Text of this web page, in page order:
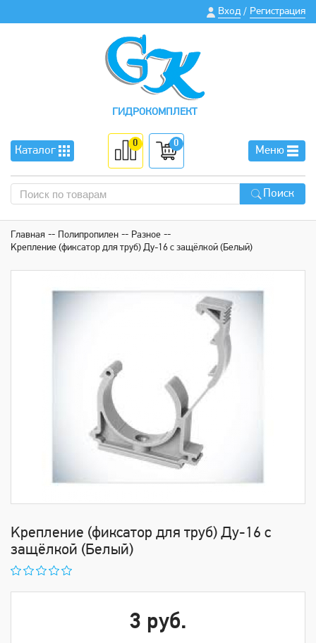
Вход / Регистрация
ГИДРОКОМПЛЕКТ
Каталог
0 0
Меню
Поиск
Главная Полипропилен
Разное
Kрепление (фиксатор для труб) Ду-16 с защёлкой (Белый)
Kрепление (фиксатор для труб) Ду-16 с
защёлкой (Белый)
3 руб.